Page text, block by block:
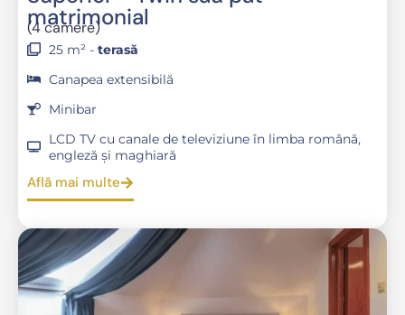
matrimonial
(4 camere)
25 m² - terasă
Canapea extensibilă
Minibar
LCD TV cu canale de televiziune în limba română,
engleză și maghiară
Află mai multe